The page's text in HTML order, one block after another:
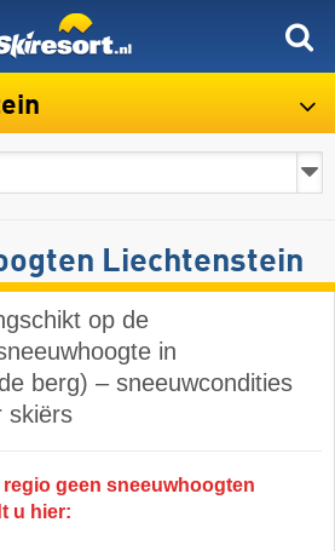
Liechtenstein
op de
in
berg) – sneeuwcondities
skiërs
regio geen sneeuwhoogten
u hier: